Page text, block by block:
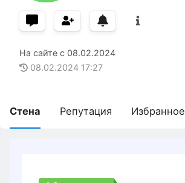
На сайте с 08.02.2024
08.02.2024 17:27
Стена Репутация Избранное